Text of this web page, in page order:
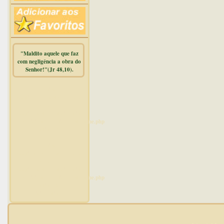
"Maldito aquele que faz
com negligência a obra do
Senhor!"(Jr 48,10).
/home/dicionar/public_html/online.php
/home/dicionar/public_html/online.php